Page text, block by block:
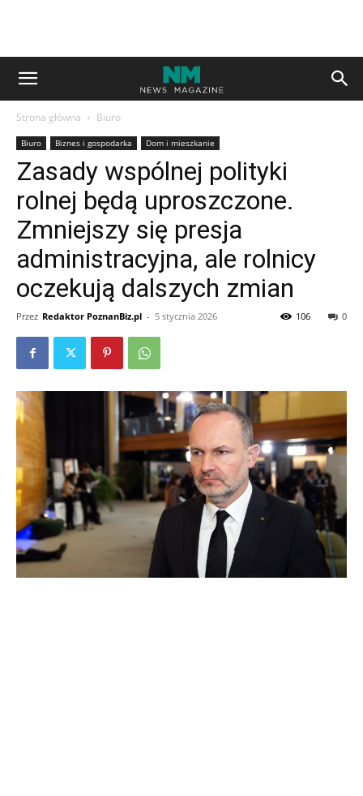
Strona główna Biuro
Biuro Biznes i gospodarka Dom i mieszkanie
Zasady wspólnej polityki
rolnej będą uproszczone.
Zmniejszy się presja
administracyjna, ale rolnicy
oczekują dalszych zmian
Przez Redaktor PoznanBiz.pl - 5 stycznia 2026 0
106